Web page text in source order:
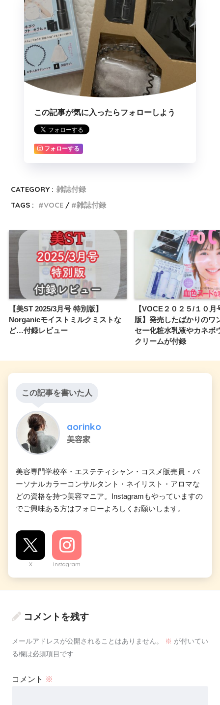
この記事が気に入ったらフォローしよう
フォローする
CATEGORY : 雑誌付録
TAGS :
VOCE 雑誌付録
【美ST 2025/3月号 特別版】
Norganicモイストミルクミストな
ど…付録レビュー
【VOCE２０２５/１０月
版】発売したばかりのワ
セー化粧水乳液やカネボ
クリームが付録
この記事を書いた人
aorinko
美容家
美容専門学校卒・エステティシャン・コスメ販売員・パ
ーソナルカラーコンサルタント・ネイリスト・アロマな
どの資格を持つ美容マニア。Instagramもやっていますの
でご興味ある方はフォローよろしくお願いします。
X Instagram
コメントを残す
メールアドレスが公開されることはありません。 ※ が付いてい
る欄は必須項目です
コメント ※